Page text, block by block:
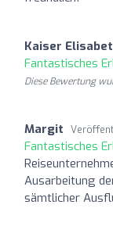
Kaiser
Fantastisches
Diese Bewertung
Margit
Fantastisches
Ausarbeitung
sämtlicher